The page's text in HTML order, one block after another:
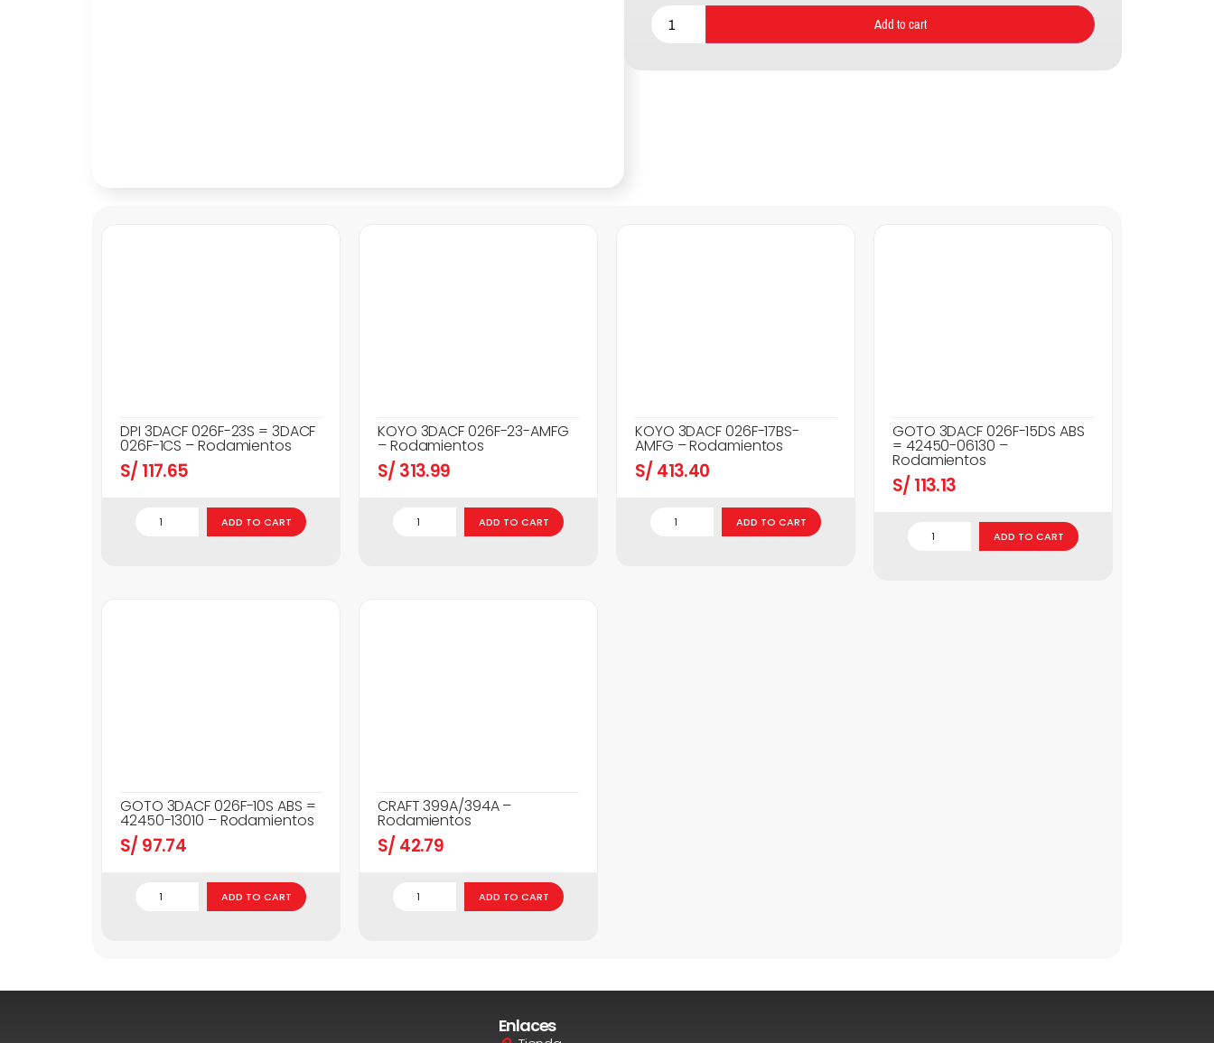
Add to cart
DPI 3DACF 026F-23S = 3DACF
026F-1CS – Rodamientos
S/ 117.65
ADD TO CART
KOYO 3DACF 026F-23-AMFG
– Rodamientos
S/ 313.99
ADD TO CART
KOYO 3DACF 026F-17BS-
AMFG – Rodamientos
S/ 413.40
ADD TO CART
GOTO 3DACF 026F-15DS ABS
= 42450-06130 –
Rodamientos
S/ 113.13
ADD TO CART
GOTO 3DACF 026F-10S ABS =
42450-13010 – Rodamientos
S/ 97.74
ADD TO CART
CRAFT 399A/394A –
Rodamientos
S/ 42.79
ADD TO CART
Enlaces